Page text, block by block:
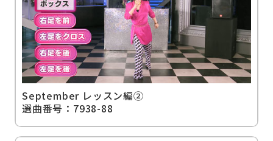
September レッスン編②
選曲番号：7938-88